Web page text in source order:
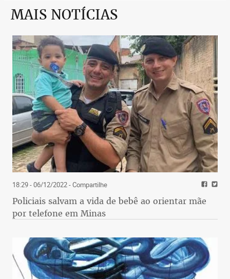
MAIS NOTÍCIAS
18:29 - 06/12/2022- Compartilhe
Policiais salvam a vida de bebê ao orientar mãe
por telefone em Minas